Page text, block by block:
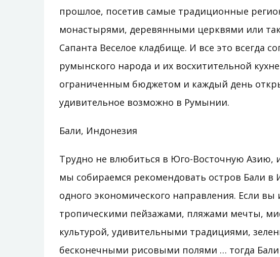
прошлое, посетив самые традиционные
монастырями, деревянными церквями или
Сапанта Веселое кладбище. И все это всегда
румынского народа и их восхитительной
ограниченным бюджетом и каждый день
удивительное возможно в Румынии.
Бали, Индонезия
Трудно не влюбиться в Юго-Восточную Азию,
мы собираемся рекомендовать остров Бали в
одного экономического направления. Если
тропическими пейзажами, пляжами мечты,
культурой, удивительными традициями,
бесконечными рисовыми полями … тогда